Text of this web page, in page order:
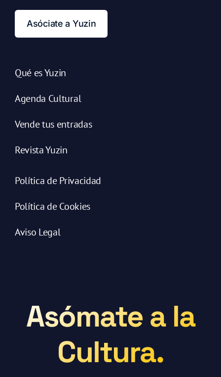
Asóciate a Yuzin
Qué es Yuzin
Agenda Cultural
Vende tus entradas
Revista Yuzin
Política de Privacidad
Política de Cookies
Aviso Legal
Asómate a la
Cultura.